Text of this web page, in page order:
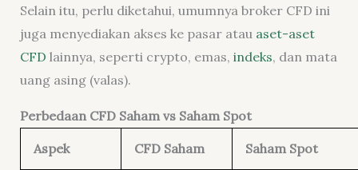
Selain itu, perlu diketahui, umumnya broker CFD ini
juga menyediakan akses ke pasar atau aset-aset
CFD lainnya, seperti crypto, emas, indeks, dan mata
uang asing (valas).
Perbedaan CFD Saham vs Saham Spot
Aspek CFD Saham Saham Spot